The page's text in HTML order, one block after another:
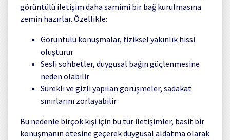
görüntülü iletişim daha samimi bir bağ kurulmasına
zemin hazırlar. Özellikle:
Görüntülü konuşmalar, fiziksel yakınlık hissi
oluşturur
Sesli sohbetler, duygusal bağın güçlenmesine
neden olabilir
Sürekli ve gizli yapılan görüşmeler, sadakat
sınırlarını zorlayabilir
Bu nedenle birçok kişi için bu tür iletişimler, basit bir
konuşmanın ötesine geçerek duygusal aldatma olarak